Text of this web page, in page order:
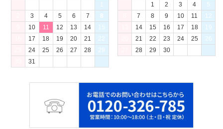
1
3 4 5 6 7
8
10 11 12 13 14
15
17 18 19 20 21
22
24 25 26 27 28
29
31
1
2 3 4
5
7 8 9 10 11
12
14 15 16 17 18
19
21 22 23 24 25
26
28 29 30